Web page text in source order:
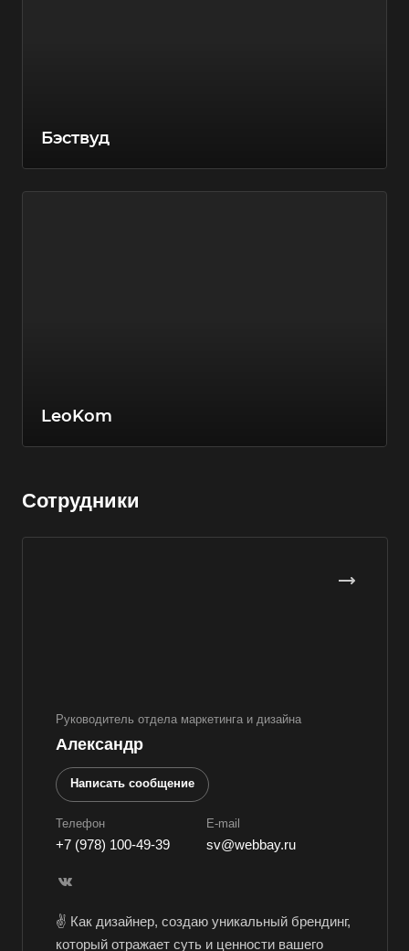
Бэствуд
LeoKom
Сотрудники
Руководитель отдела маркетинга и дизайна
Александр
Написать сообщение
Телефон
+7 (978) 100-49-39
E-mail
sv@webbay.ru
✌ Как дизайнер, создаю уникальный брендинг,
который отражает суть и ценности вашего